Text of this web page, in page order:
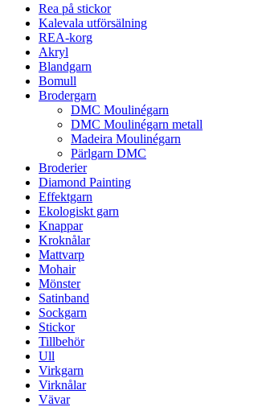
Rea på stickor
Kalevala utförsälning
REA-korg
Akryl
Blandgarn
Bomull
Brodergarn
DMC Moulinégarn
DMC Moulinégarn metall
Madeira Moulinégarn
Pärlgarn DMC
Broderier
Diamond Painting
Effektgarn
Ekologiskt garn
Knappar
Kroknålar
Mattvarp
Mohair
Mönster
Satinband
Sockgarn
Stickor
Tillbehör
Ull
Virkgarn
Virknålar
Vävar